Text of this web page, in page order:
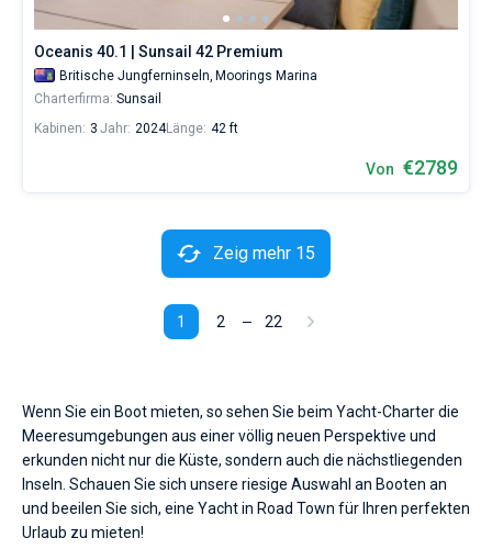
Oceanis 40.1 | Sunsail 42 Premium
Britische Jungferninseln, Moorings Marina
Charterfirma: Sunsail
Kabinen: 3 Jahr: 2024Länge: 42 ft
Von €2789
1 2 22
Zeig mehr 15
Wenn Sie ein Boot mieten, so sehen Sie beim Yacht-Charter die
Meeresumgebungen aus einer völlig neuen Perspektive und
erkunden nicht nur die Küste, sondern auch die nächstliegenden
Inseln. Schauen Sie sich unsere riesige Auswahl an Booten an
und beeilen Sie sich, eine Yacht in Road Town für Ihren perfekten
Urlaub zu mieten!